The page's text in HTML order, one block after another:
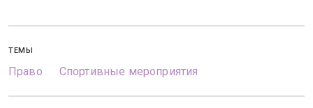
ТЕМЫ
Право Спортивные мероприятия